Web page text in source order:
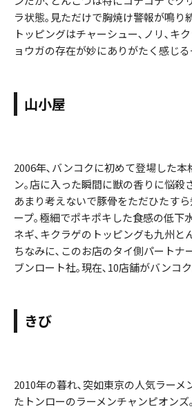
ラ状態｡見ただけで胸焼け警報が鳴り
トッピングはチャーシュー､ノリ､キ
ョウガの存在が妙にありがたく感じる
山小屋
2006年､バンコクに初めて登場した本
ン｡店に入った瞬間に獣の香りに悩殺
あまり考えないで豚骨をただひたす
ープ｡極細でポキポキした食感の低下
ネギ､キクラゲのトッピングも九州と
ちなみに､このお店のタイ側パートナ
ブンロート社｡現在､10店舗がバンコ
きび
2010年の暮れ､突如東京の人気ラーメ
たトンローのラーメンチャンピオン